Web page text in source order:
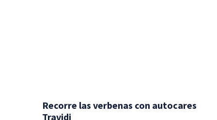
Recorre las verbenas con autocares
Travidi